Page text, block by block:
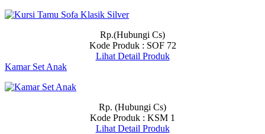
Rp.(Hubungi Cs)
Kode Produk : SOF 72
Lihat Detail Produk
Kamar Set Anak
Rp. (Hubungi Cs)
Kode Produk : KSM 1
Lihat Detail Produk